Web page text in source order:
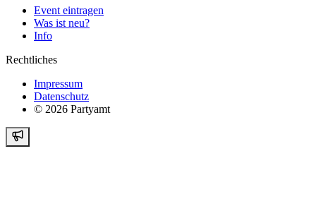
Event eintragen
Was ist neu?
Info
Rechtliches
Impressum
Datenschutz
© 2026 Partyamt